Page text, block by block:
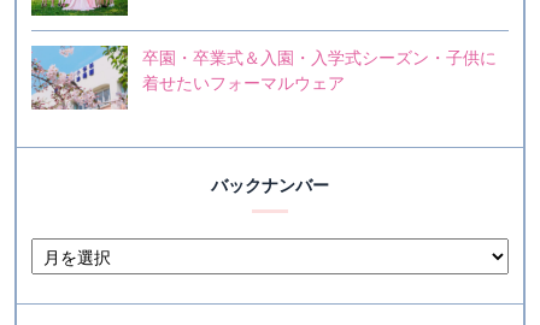
卒園・卒業式＆入園・入学式シーズン・子供に
着せたいフォーマルウェア
バックナンバー